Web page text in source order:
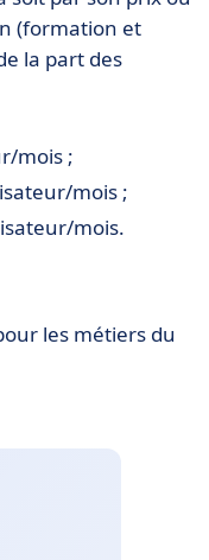
(formation et
la part des
mois ;
mois ;
mois.
les métiers du